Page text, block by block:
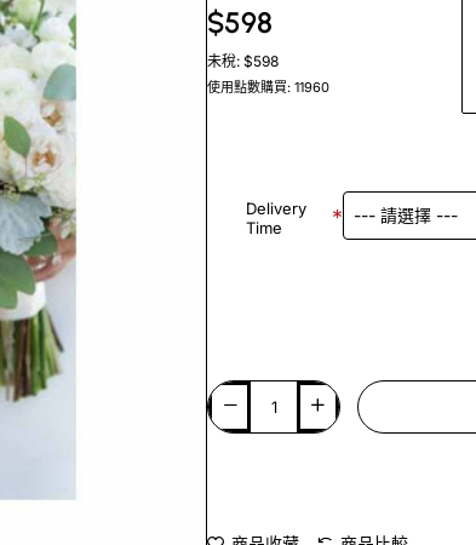
$598
未稅: $598
使用點數購買: 11960
Delivery
Time